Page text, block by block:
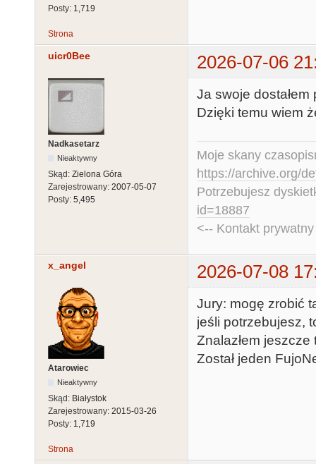
Posty: 1,719
Strona
uicr0Bee 2026-07-06
Nadkasetarz
Nieaktywny
Skąd: Zielona Góra
Zarejestrowany: 2007-05-07
Posty: 5,495
Ja swoje
Dzięki temu wiem
Moje skany
https://archive.org/
Potrzebujesz
id=18887
<-- Kontakt
x_angel 2026-07-08
Atarowiec
Nieaktywny
Skąd: Białystok
Zarejestrowany: 2015-03-26
Posty: 1,719
Jury: mogę zrobić
jeśli potrzebujesz,
Znalazłem jeszcze
Został jeden
Strona